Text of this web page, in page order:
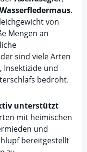
Wasserfledermaus.
von
Mengen an
sind viele Arten
und
bedroht.
unterstützt
mit heimischen
und
bereitgestellt